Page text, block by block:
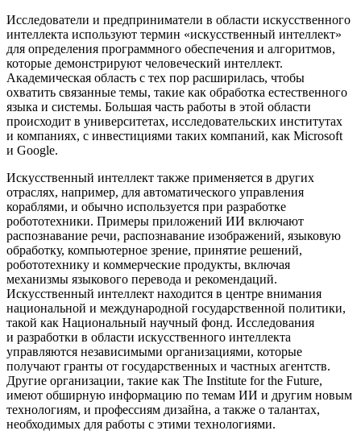
Исследователи и предприниматели в области искусственного
интеллекта используют термин «искусственный интеллект»
для определения программного обеспечения и алгоритмов,
которые демонстрируют человеческий интеллект.
Академическая область с тех пор расширилась, чтобы
охватить связанные темы, такие как обработка естественного
языка и системы. Большая часть работы в этой области
происходит в университетах, исследовательских институтах
и компаниях, с инвестициями таких компаний, как Microsoft
и Google.
Искусственный интеллект также применяется в других
отраслях, например, для автоматического управления
кораблями, и обычно используется при разработке
робототехники. Примеры приложений ИИ включают
распознавание речи, распознавание изображений, языковую
обработку, компьютерное зрение, принятие решений,
робототехнику и коммерческие продукты, включая
механизмы языкового перевода и рекомендаций.
Искусственный интеллект находится в центре внимания
национальной и международной государственной политики,
такой как Национальный научный фонд. Исследования
и разработки в области искусственного интеллекта
управляются независимыми организациями, которые
получают гранты от государственных и частных агентств.
Другие организации, такие как The Institute for the Future,
имеют обширную информацию по темам ИИ и другим новым
технологиям, и профессиям дизайна, а также о талантах,
необходимых для работы с этими технологиями.